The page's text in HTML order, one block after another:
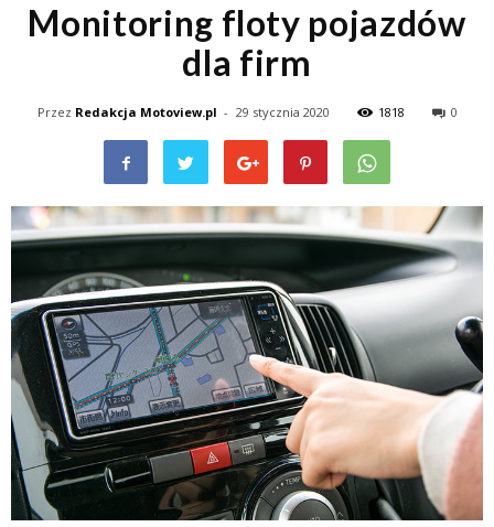
Monitoring floty pojazdów
dla firm
Przez Redakcja Motoview.pl - 29 stycznia 2020 1818 0